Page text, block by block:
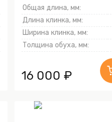
Общая длина, мм:
Длина клинка, мм:
Ширина клинка, мм:
Толщина обуха, мм:
16 000 ₽